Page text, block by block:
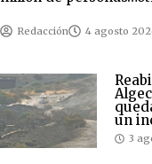
Redacción 4 agosto
un
3